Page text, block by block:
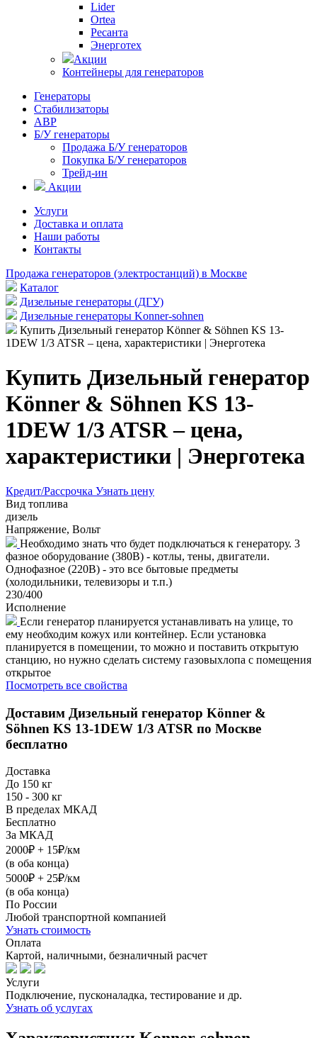
Lider
Ortea
Ресанта
Энерготех
Акции
Контейнеры для генераторов
Генераторы
Стабилизаторы
АВР
Б/У генераторы
Продажа Б/У генераторов
Покупка Б/У генераторов
Трейд-ин
Акции
Услуги
Доставка и оплата
Наши работы
Контакты
Продажа генераторов (электростанций) в Москве
Каталог
Дизельные генераторы (ДГУ)
Дизельные генераторы Konner-sohnen
Купить Дизельный генератор Könner & Söhnen KS 13-
1DEW 1/3 ATSR – цена, характеристики | Энерготека
Купить Дизельный генератор
Könner & Söhnen KS 13-
1DEW 1/3 ATSR – цена,
характеристики | Энерготека
Кредит/Рассрочка Узнать цену
Вид топлива
дизель
Напряжение, Вольт
Необходимо знать что будет подключаться к генератору. 3
фазное оборудование (380В) - котлы, тены, двигатели.
Однофазное (220В) - это все бытовые предметы
(холодильники, телевизоры и т.п.)
230/400
Исполнение
Если генератор планируется устанавливать на улице, то
ему необходим кожух или контейнер. Если установка
планируется в помещении, то можно и поставить открытую
станцию, но нужно сделать систему газовыхлопа с помещения
открытое
Посмотреть все свойства
Доставим Дизельный генератор Könner &
Söhnen KS 13-1DEW 1/3 ATSR по Москве
бесплатно
Доставка
До 150 кг
150 - 300 кг
В пределах МКАД
Бесплатно
За МКАД
2000₽ + 15₽/км
(в оба конца)
5000₽ + 25₽/км
(в оба конца)
По России
Любой транспортной компанией
Узнать стоимость
Оплата
Картой, наличными, безналичный расчет
Услуги
Подключение, пусконаладка, тестирование и др.
Узнать об услугах